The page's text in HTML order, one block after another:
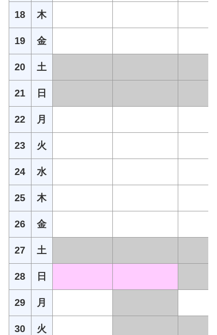
18 木
19 金
20 土
21 日
22 月
23 火
24 水
25 木
26 金
27 土
28 日
29 月
30 火